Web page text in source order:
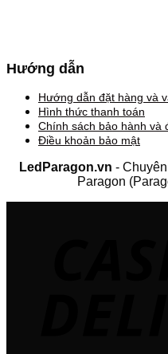
Hướng dẫn
Hướng dẫn đặt hàng và
Hình thức thanh toán
Chính sách bảo hành và
Điều khoản bảo mật
LedParagon.vn -
Paragon